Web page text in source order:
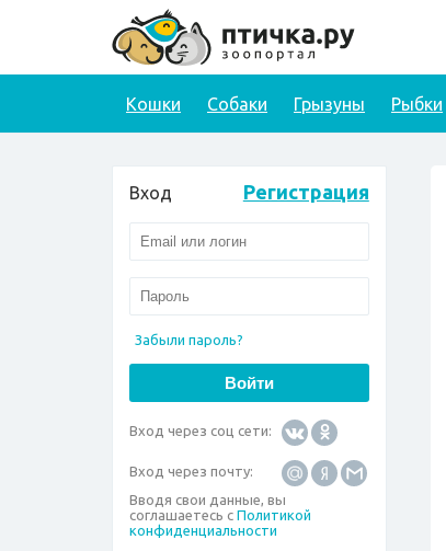
Кошки Собаки Грызуны Рыбки
Вход Регистрация
Забыли пароль?
Вход через соц сети:
Вход через почту:
Вводя свои данные, вы
соглашаетесь с Политикой
конфиденциальности